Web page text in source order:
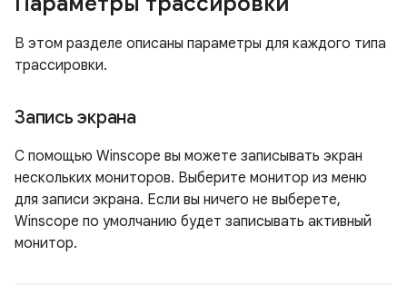
В этом разделе описаны параметры для каждого типа
трассировки.
Запись экрана
С помощью Winscope вы можете записывать экран
нескольких мониторов. Выберите монитор из меню
для записи экрана. Если вы ничего не выберете,
Winscope по умолчанию будет записывать активный
монитор.